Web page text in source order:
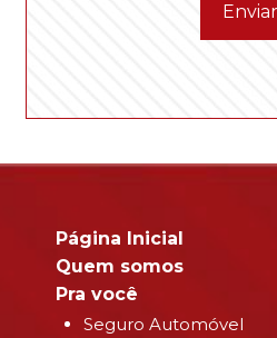
Enviar
Página Inicial
Quem somos
Pra você
Seguro Automóvel